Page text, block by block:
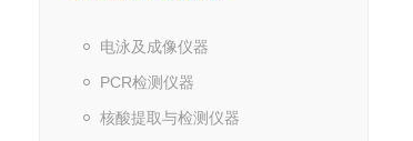
电泳及成像仪器
PCR检测仪器
核酸提取与检测仪器